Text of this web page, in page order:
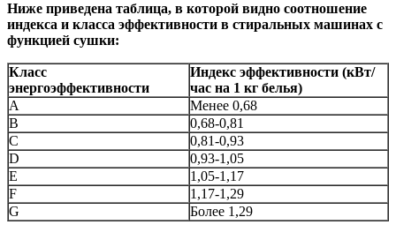
Ниже приведена таблица, в которой видно соотношение
индекса и класса эффективности в стиральных машинах с
функцией сушки:
Класс
энергоэффективности
Индекс эффективности (кВт/
час на 1 кг белья)
A
Менее 0,68
B
0,68-0,81
C
0,81-0,93
D
0,93-1,05
E
1,05-1,17
F
1,17-1,29
G
Более 1,29